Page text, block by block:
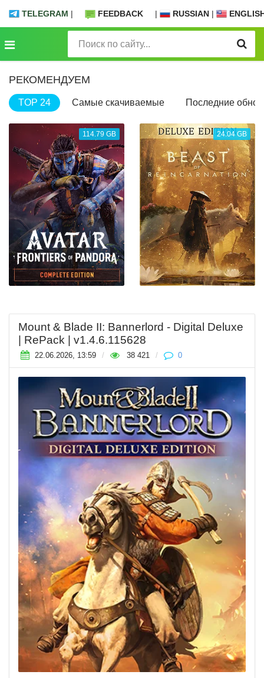
TELEGRAM | FEEDBACK | RUSSIAN |
РЕКОМЕНДУЕМ
TOP 24 Самые скачиваемые Последние
114.79 GB 24.04 GB
Mount & Blade II: Bannerlord - Digital Deluxe
| RePack | v1.4.6.115628
22.06.2026, 13:59 / 38 421 / 0